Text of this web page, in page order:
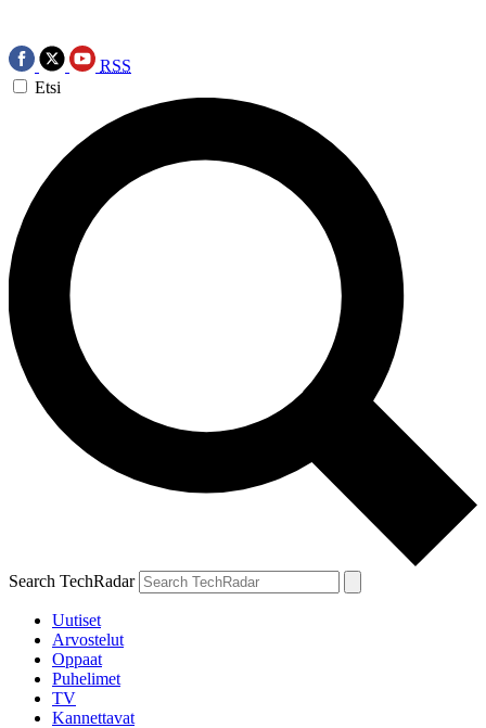
RSS
Etsi
Search TechRadar
Uutiset
Arvostelut
Oppaat
Puhelimet
TV
Kannettavat